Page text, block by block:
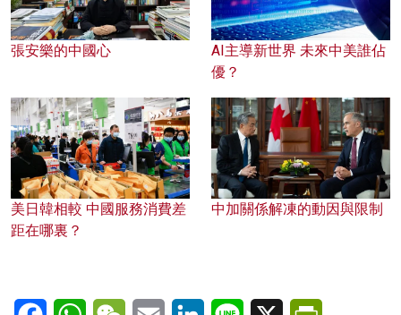
張安樂的中國心
AI主導新世界 未來中美誰佔
優？
美日韓相較 中國服務消費差
距在哪裏？
中加關係解凍的動因與限制
FacebookWhatsAppWeChatEmail LinkedInLine X